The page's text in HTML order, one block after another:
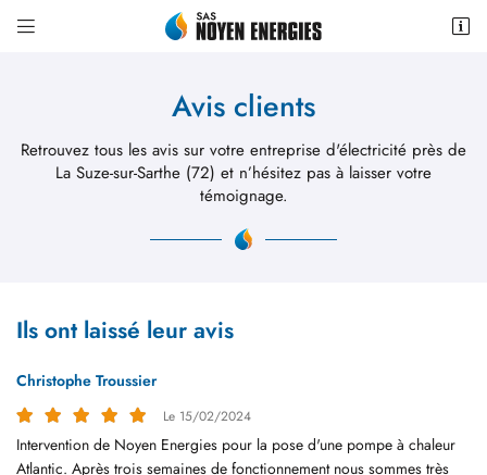
 
6 Pl. de la République,
 Adresse email de réception
Rafraîchir le captcha
Avis clients
Retrouvez tous les avis sur votre entreprise d'électricité près de
La Suze-sur-Sarthe (72) et n’hésitez pas à laisser votre
témoignage.
Ils ont laissé leur avis
Christophe Troussier
Le 15/02/2024
Intervention de Noyen Energies pour la pose d'une pompe à chaleur
Atlantic. Après trois semaines de fonctionnement nous sommes très